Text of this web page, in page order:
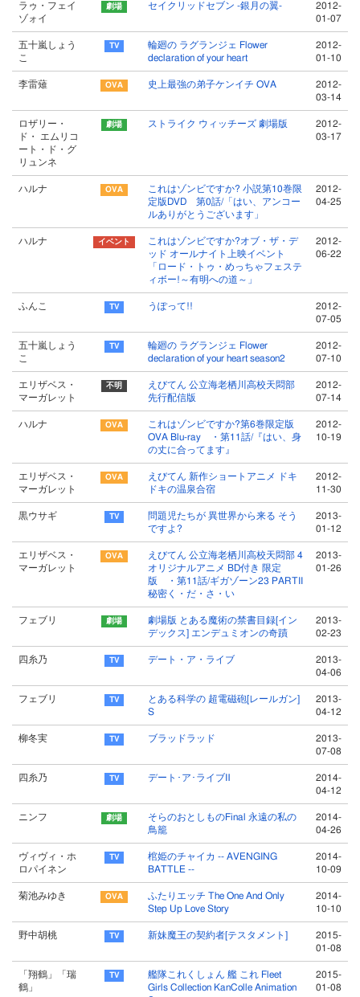
ラゥ・フェイ
ゾォイ
セイクリッドセブン -銀月の翼-
2012-
01-07
五十嵐しょう
こ
輪廻の ラグランジェ Flower
declaration of your heart
2012-
01-10
李雷薙 史上最強の弟子ケンイチ OVA
2012-
03-14
ロザリー・
ド・ エムリコ
ート・ド・グ
リュンネ
ストライク ウィッチーズ 劇場版
2012-
03-17
ハルナ
これはゾンビですか? 小説第10巻限
定版DVD 第0話/「はい、アンコー
ルありがとうございます」
2012-
04-25
ハルナ
これはゾンビですか?オブ・ザ・デ
ッド オールナイト上映イベント
「ロード・トゥ・めっちゃフェステ
ィボー!～有明への道～」
2012-
06-22
ふんこ うぽって!!
2012-
07-05
五十嵐しょう
こ
輪廻の ラグランジェ Flower
declaration of your heart season2
2012-
07-10
エリザベス・
マーガレット
えびてん 公立海老栖川高校天悶部
先行配信版
2012-
07-14
ハルナ
これはゾンビですか?第6巻限定版
OVA Blu-ray ・第11話/『はい、身
の丈に合ってます』
2012-
10-19
エリザベス・
マーガレット
えびてん 新作ショートアニメ ドキ
ドキの温泉合宿
2012-
11-30
黒ウサギ
問題児たちが 異世界から来る そう
ですよ?
2013-
01-12
エリザベス・
マーガレット
えびてん 公立海老栖川高校天悶部 4
オリジナルアニメ BD付き 限定
版 ・第11話/ギガゾーン23 PARTII
秘密く・だ・さ・い
2013-
01-26
フェブリ
劇場版 とある魔術の禁書目録[イン
デックス] エンデュミオンの奇蹟
2013-
02-23
四糸乃 デート・ア・ライブ
2013-
04-06
フェブリ
とある科学の 超電磁砲[レールガン]
S
2013-
04-12
柳冬実 ブラッドラッド
2013-
07-08
四糸乃 デート･ア･ライブⅡ
2014-
04-12
ニンフ
そらのおとしものFinal 永遠の私の
鳥籠
2014-
04-26
ヴィヴィ・ホ
ロパイネン
棺姫のチャイカ -- AVENGING
BATTLE --
2014-
10-09
菊池みゆき
ふたりエッチ The One And Only
Step Up Love Story
2014-
10-10
野中胡桃 新妹魔王の契約者[テスタメント]
2015-
01-08
「翔鶴」「瑞
鶴」
艦隊これくしょん 艦 これ Fleet
Girls Collection KanColle Animation
2015-
01-08